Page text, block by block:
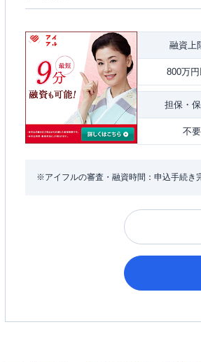
融資上
800万
担保・
不要
※アイフルの審査・融資時間：申込手続き